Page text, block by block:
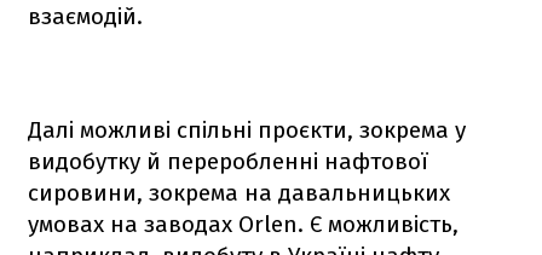
взаємодій.
Далі можливі спільні проєкти, зокрема у
видобутку й переробленні нафтової
сировини, зокрема на давальницьких
умовах на заводах Orlen. Є можливість,